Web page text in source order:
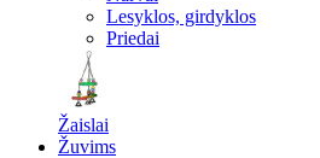
Lesyklos, girdyklos
Priedai
Žaislai
Žuvims